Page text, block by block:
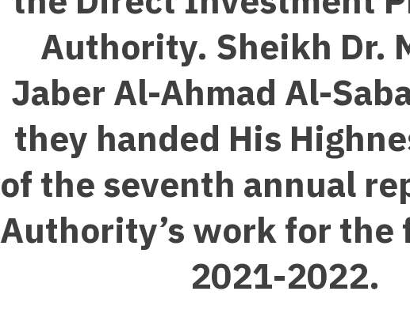
Authority. Sheikh Dr.
Jaber Al-Ahmad Al-
they handed His
of the seventh annual
Authority’s work for the
2021-2022.